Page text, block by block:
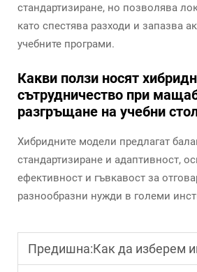
стандартизиране, но позволява
като спестява разходи и запазва
учебните програми.
Какви ползи носят
сътрудничество при
разгръщане на учебни
Хибридните модели предлагат
стандартизиране и адаптивност,
ефективност и гъвкавост за
разнообразни нужди в големи
Предишна:Как да изберем икономични конферентни